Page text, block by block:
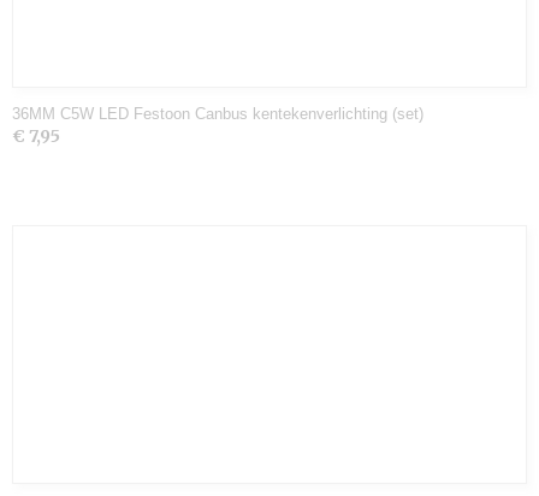
36MM C5W LED Festoon Canbus kentekenverlichting (set)
€ 7,95